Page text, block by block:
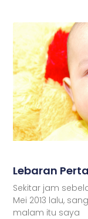
Lebaran
Sekitar jam
Mei 2013 lalu,
malam itu saya